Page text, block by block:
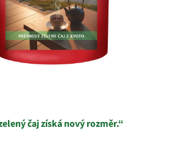
čaj získá nový rozměr.“